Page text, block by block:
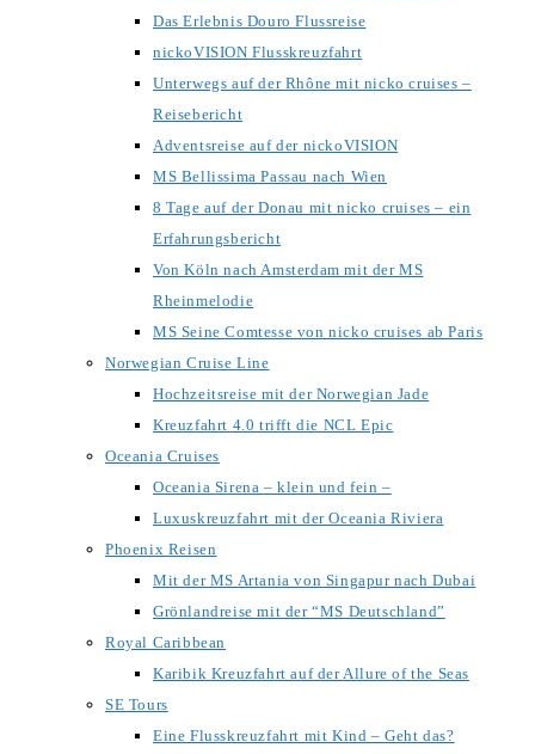
Das Erlebnis Douro Flussreise
nickoVISION Flusskreuzfahrt
Unterwegs auf der Rhône mit nicko cruises –
Reisebericht
Adventsreise auf der nickoVISION
MS Bellissima Passau nach Wien
8 Tage auf der Donau mit nicko cruises – ein
Erfahrungsbericht
Von Köln nach Amsterdam mit der MS
Rheinmelodie
MS Seine Comtesse von nicko cruises ab Paris
Norwegian Cruise Line
Hochzeitsreise mit der Norwegian Jade
Kreuzfahrt 4.0 trifft die NCL Epic
Oceania Cruises
Oceania Sirena – klein und fein –
Luxuskreuzfahrt mit der Oceania Riviera
Phoenix Reisen
Mit der MS Artania von Singapur nach Dubai
Grönlandreise mit der “MS Deutschland”
Royal Caribbean
Karibik Kreuzfahrt auf der Allure of the Seas
SE Tours
Eine Flusskreuzfahrt mit Kind – Geht das?